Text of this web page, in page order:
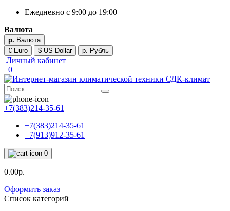
Ежедневно с 9:00 до 19:00
Валюта
р. Валюта
€ Euro
$ US Dollar р. Рубль
Личный кабинет
0
+7(383)214-35-61
+7(383)214-35-61
+7(913)912-35-61
0
0.00р.
Оформить заказ
Список категорий